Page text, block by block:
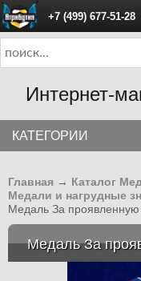
+7 (499) 677-51-28
ПН - ПТ с
Интернет-
КАТЕГОРИИ
Главная → Каталог
Медали и нагрудные
Медаль За проявленную
Медаль За